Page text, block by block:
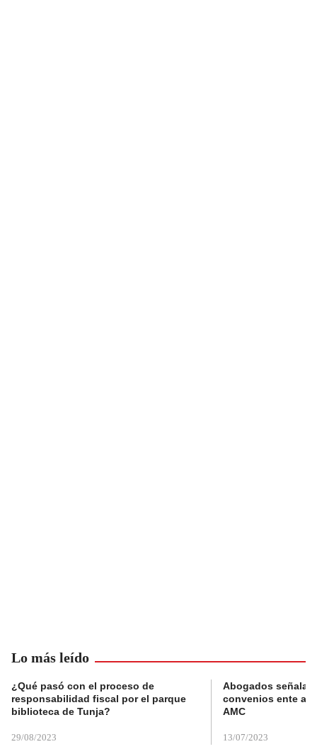
Lo más leído
¿Qué pasó con el proceso de
responsabilidad fiscal por el parque
biblioteca de Tunja?
29/08/2023
Abogados
convenios ente
AMC
13/07/2023